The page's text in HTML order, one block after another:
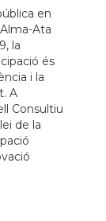
en
Ata
la
és
i la
A
Consultiu
de la